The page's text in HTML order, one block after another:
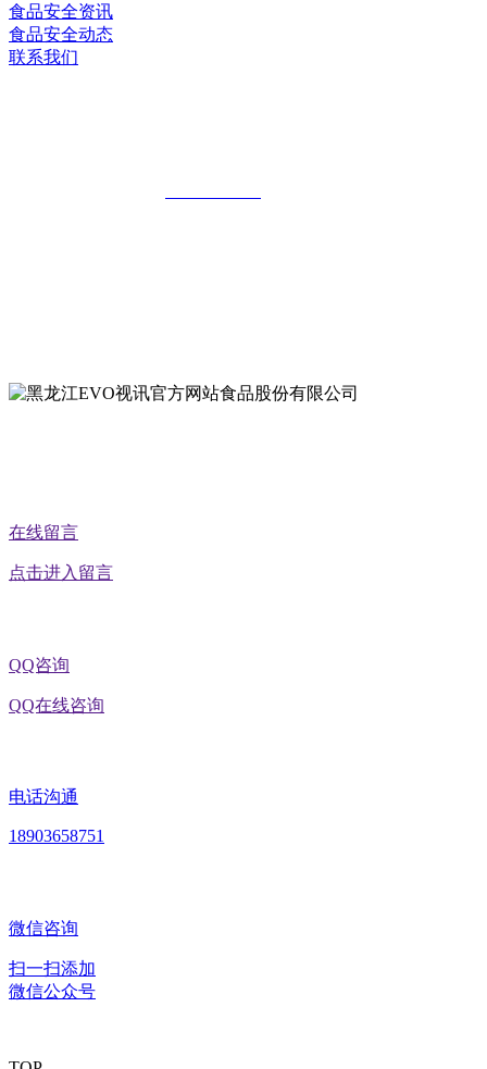
食品安全资讯
食品安全动态
联系我们
在线留言
点击进入留言
QQ咨询
QQ在线咨询
电话沟通
18903658751
微信咨询
扫一扫添加
微信公众号